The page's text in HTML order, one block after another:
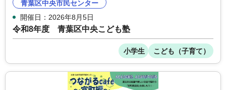
青葉区中央市民センター
開催日：2026年8月5日
令和8年度 青葉区中央こども塾
小学生 こども（子育て）